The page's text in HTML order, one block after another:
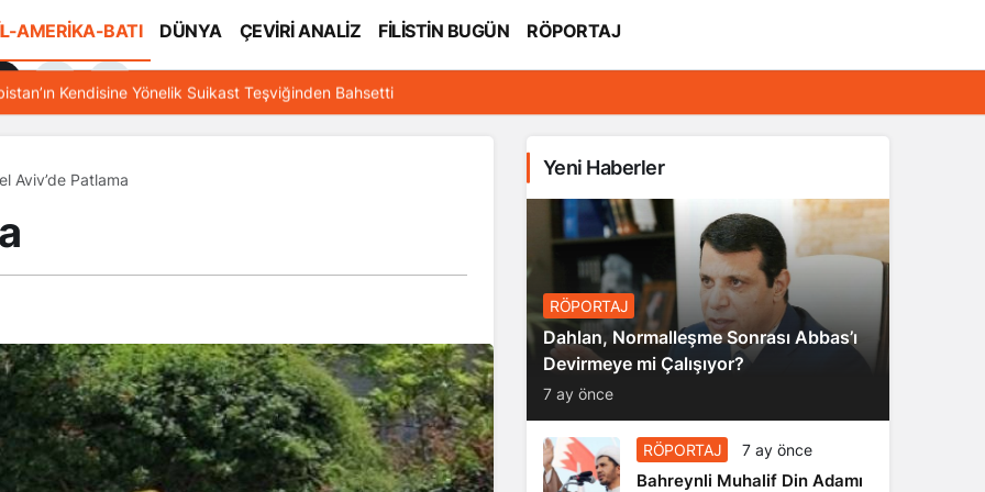
AMERİKA-BATI DÜNYA ÇEVİRİ ANALİZ FİLİSTİN BUGÜN RÖPORTAJ
Kendisine Yönelik Suikast Teşviğinden Bahsetti
Aviv’de Patlama Yeni Haberler
RÖPORTAJ
Dahlan, Normalleşme Sonrası Abbas’ı
Devirmeye mi Çalışıyor?
7 ay önce
RÖPORTAJ 7 ay önce
Bahreynli Muhalif Din Adamı